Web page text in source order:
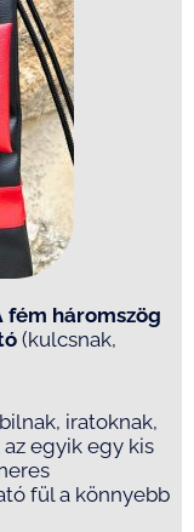
fém háromszög
(kulcsnak,
iratoknak,
egyik egy kis
fül a könnyebb